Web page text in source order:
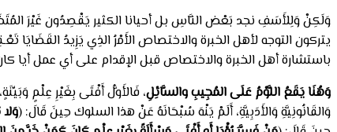
وَلَكِنْ وَلِلأَسَفِ نجد بَعْض النَّاسِ بل أحيانا الكثير يَقْصِدُون غَيْرَ
يتركون التوجه لأهل الخبرة والاختصاص الأَمْرُ الذِي يَزِيدُ
باستشارة أهل الخبرة والاختصاص قبل الإقدام على أي عمل أيا
وَهُنَا يَقَعُ اللَّوْمُ عَلَى المُجِيبِ والسَّائِلِ، فَالأَوَّلُ أَفْتَى بِغَيْرِ عِلْمٍ
وَالقَانُونِيَّةِ وَالأَدَبِيَّةِ، أَلَمْ يَنْهَ سُبْحَانَهُ عَنْ هذا السلوك حِينَ قَالَ: (